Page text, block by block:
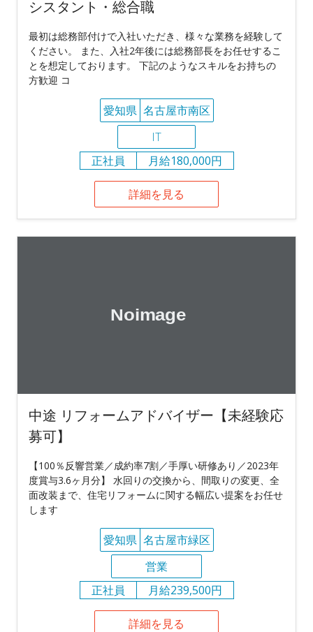
シスタント・総合職
最初は総務部付けで入社いただき、様々な業務を経験して
ください。 また、入社2年後には総務部長をお任せするこ
とを想定しております。 下記のようなスキルをお持ちの
方歓迎 コ
愛知県 名古屋市南区
IT
正社員
月給180,000円
詳細を見る
中途 リフォームアドバイザー【未経験応
募可】
【100％反響営業／成約率7割／手厚い研修あり／2023年
度賞与3.6ヶ月分】 水回りの交換から、間取りの変更、全
面改装まで、住宅リフォームに関する幅広い提案をお任せ
します
愛知県 名古屋市緑区
営業
正社員
月給239,500円
詳細を見る